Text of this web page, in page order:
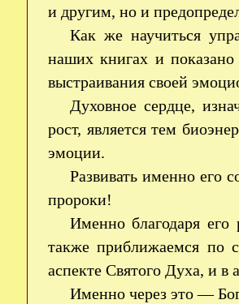
и другим, но и
Как же научиться
наших книгах и
выстраивания своей
Духовное сердце,
рост, является тем
эмоции.
Развивать именно его
пророки!
Именно благодаря
также приближаемся
аспекте Святого Духа, и в
Именно через это —